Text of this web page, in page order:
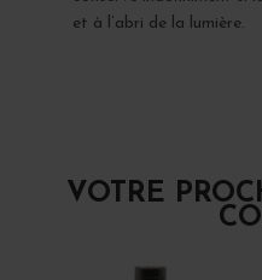
et à l’abri de la lumière.
VOTRE